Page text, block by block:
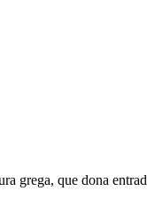
que dona